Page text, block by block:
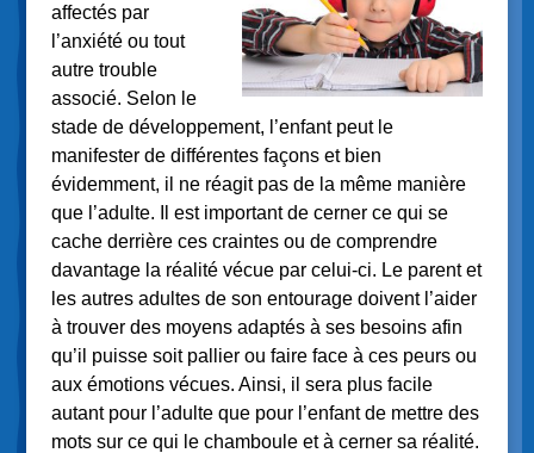
affectés par
l’anxiété ou tout
autre trouble
associé. Selon le
stade de développement, l’enfant peut le
manifester de différentes façons et bien
évidemment, il ne réagit pas de la même manière
que l’adulte. Il est important de cerner ce qui se
cache derrière ces craintes ou de comprendre
davantage la réalité vécue par celui-ci. Le parent et
les autres adultes de son entourage doivent l’aider
à trouver des moyens adaptés à ses besoins afin
qu’il puisse soit pallier ou faire face à ces peurs ou
aux émotions vécues. Ainsi, il sera plus facile
autant pour l’adulte que pour l’enfant de mettre des
mots sur ce qui le chamboule et à cerner sa réalité.